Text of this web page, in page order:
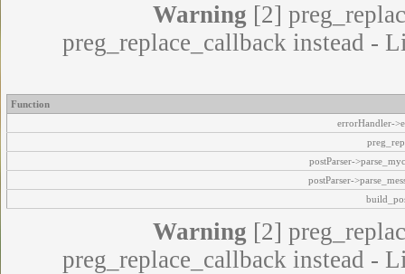
Warning [2]
preg_replace_callback instead -
Function
errorHandler-
postParser-
postParser-
Warning [2]
preg_replace_callback instead -